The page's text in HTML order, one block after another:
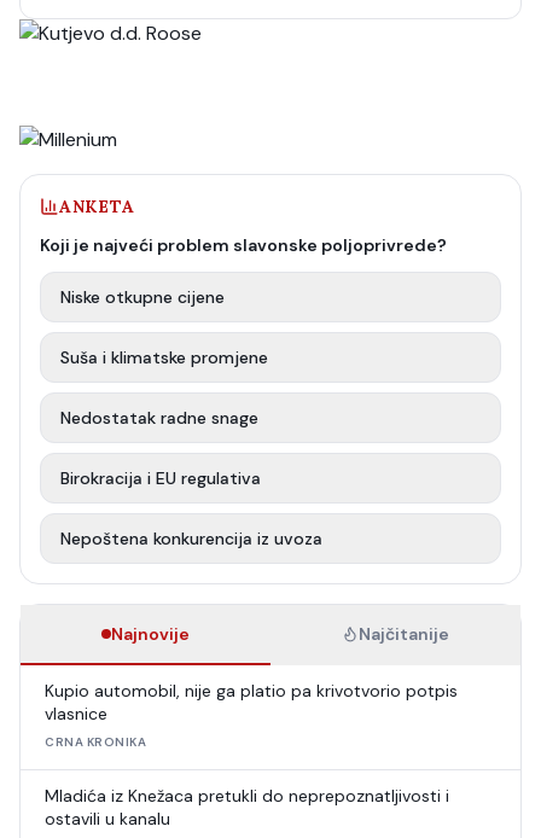
ANKETA
Koji je najveći problem slavonske poljoprivrede?
Niske otkupne cijene
Suša i klimatske promjene
Nedostatak radne snage
Birokracija i EU regulativa
Nepoštena konkurencija iz uvoza
Najnovije Najčitanije
Kupio automobil, nije ga platio pa krivotvorio potpis
vlasnice
CRNA KRONIKA
Mladića iz Knežaca pretukli do neprepoznatljivosti i
ostavili u kanalu